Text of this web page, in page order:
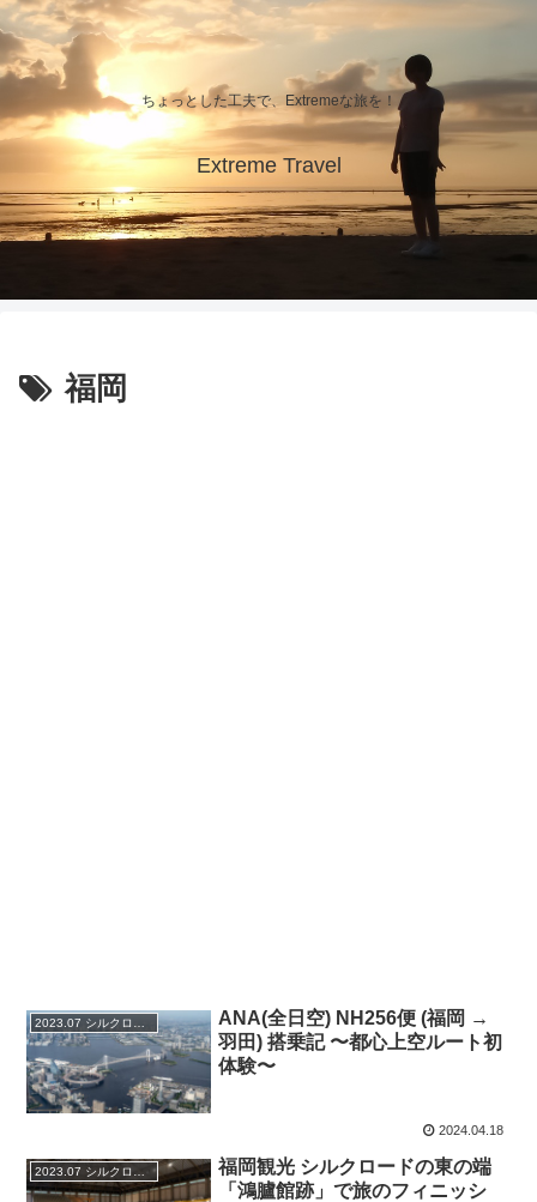
ちょっとした工夫で、Extremeな旅を！
Extreme Travel
福岡
2023.07 シルクロードの旅
ANA(全日空) NH256便 (福岡 →
羽田) 搭乗記 〜都心上空ルート初
体験〜
2024.04.18
福岡観光 シルクロードの東の端
「鴻臚館跡」で旅のフィニッシ